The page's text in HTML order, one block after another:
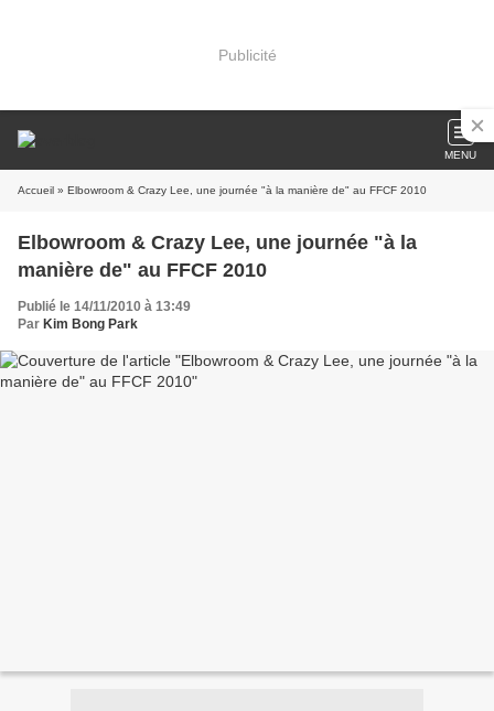
Publicité
MENU
Accueil » Elbowroom & Crazy Lee, une journée "à la manière de" au FFCF 2010
Elbowroom & Crazy Lee, une journée "à la
manière de" au FFCF 2010
Publié le 14/11/2010 à 13:49
Par Kim Bong Park